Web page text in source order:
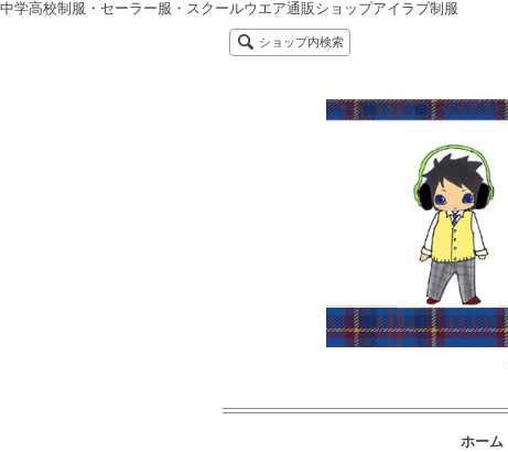
中学高校制服・セーラー服・スクールウエア通販ショップアイラブ制服
ショップ内検索
ホーム